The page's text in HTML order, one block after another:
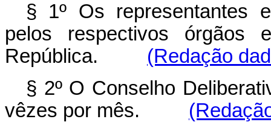
§ 1º Os representantes
pelos respectivos órgãos
República. (Redação
§ 2º O Conselho
vêzes por mês.